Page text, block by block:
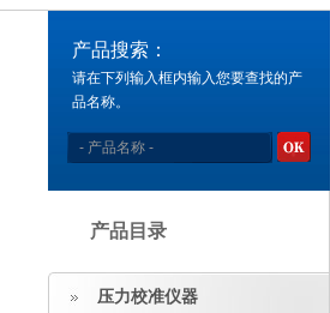
产品搜索：
请在下列输入框内输入您要查找的产
品名称。
产品目录
压力校准仪器